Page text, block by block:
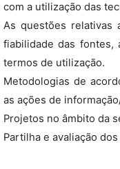
com a utilização das
As questões relativas
fiabilidade das fontes,
termos de utilização.
Metodologias de
as ações de
Projetos no âmbito da
Partilha e avaliação